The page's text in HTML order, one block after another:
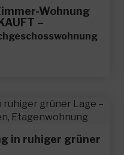
Wohnung
–
in ruhiger grüner